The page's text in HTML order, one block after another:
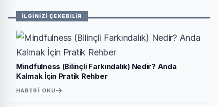
İLGİNİZİ ÇEKEBİLİR
Mindfulness (Bilinçli Farkındalık) Nedir? Anda
Kalmak İçin Pratik Rehber
HABERI OKU